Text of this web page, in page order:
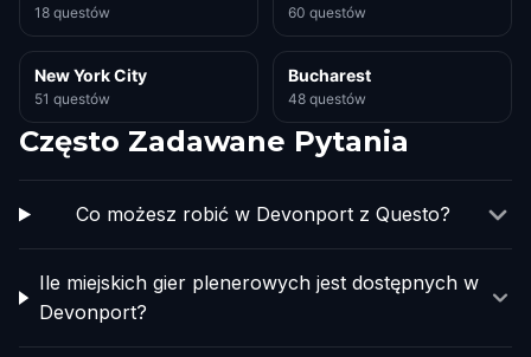
18 questów 60 questów
New York City
51 questów
Bucharest
48 questów
Często Zadawane Pytania
Co możesz robić w Devonport z Questo?
Ile miejskich gier plenerowych jest dostępnych w
Devonport?